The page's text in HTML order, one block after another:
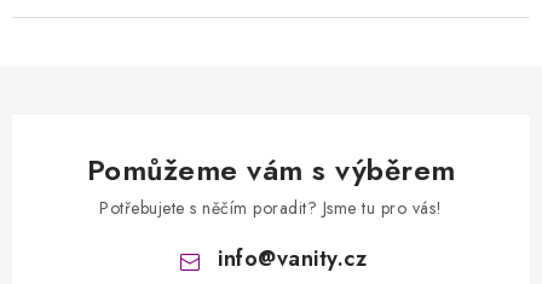
Pomůžeme vám s výběrem
Potřebujete s něčím poradit? Jsme tu pro vás!
info@vanity.cz